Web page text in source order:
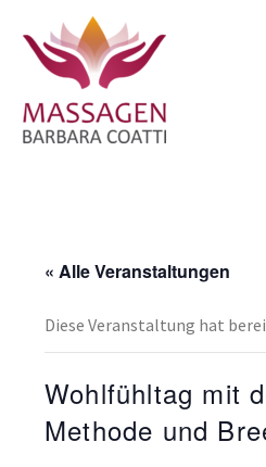
« Alle Veranstaltungen
Diese Veranstaltung hat
Wohlfühltag mit
Methode und